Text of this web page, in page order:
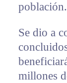
población.
Se dio a
millones